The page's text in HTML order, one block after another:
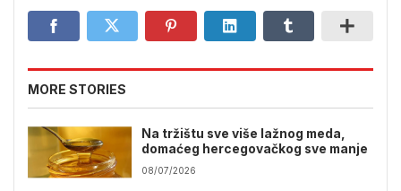
MORE STORIES
Na tržištu sve više lažnog meda,
domaćeg hercegovačkog sve manje
08/07/2026